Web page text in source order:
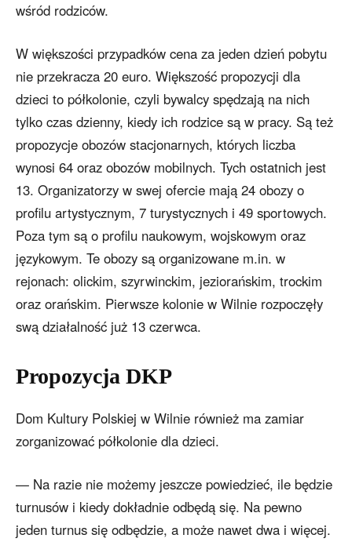
wśród rodziców.
W większości przypadków cena za jeden dzień pobytu
nie przekracza 20 euro. Większość propozycji dla
dzieci to półkolonie, czyli bywalcy spędzają na nich
tylko czas dzienny, kiedy ich rodzice są w pracy. Są też
propozycje obozów stacjonarnych, których liczba
wynosi 64 oraz obozów mobilnych. Tych ostatnich jest
13. Organizatorzy w swej ofercie mają 24 obozy o
profilu artystycznym, 7 turystycznych i 49 sportowych.
Poza tym są o profilu naukowym, wojskowym oraz
językowym. Te obozy są organizowane m.in. w
rejonach: olickim, szyrwinckim, jeziorańskim, trockim
oraz orańskim. Pierwsze kolonie w Wilnie rozpoczęły
swą działalność już 13 czerwca.
Propozycja DKP
Dom Kultury Polskiej w Wilnie również ma zamiar
zorganizować półkolonie dla dzieci.
— Na razie nie możemy jeszcze powiedzieć, ile będzie
turnusów i kiedy dokładnie odbędą się. Na pewno
jeden turnus się odbędzie, a może nawet dwa i więcej.